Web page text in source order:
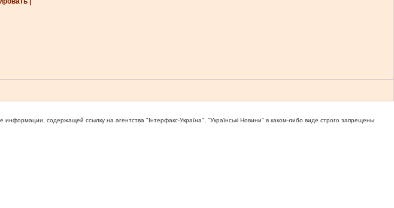
информации, содержащей ссылку на агентства "Iнтерфакс-Україна", "Українськi Новини" в каком-либо виде строго запрещены